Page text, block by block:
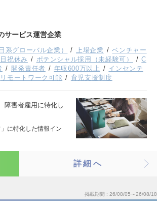
サービス運営企業
系グローバル企業） 上場企業
ベンチャー
祝休み ポテンシャル採用（未経験可）
C
開発責任者 年収600万以上
インセンテ
リモートワーク可能 育児支援制度
障害者雇用に特化し
に特化した情報イン
詳細へ
掲載期間 26/08/05～26/08/18